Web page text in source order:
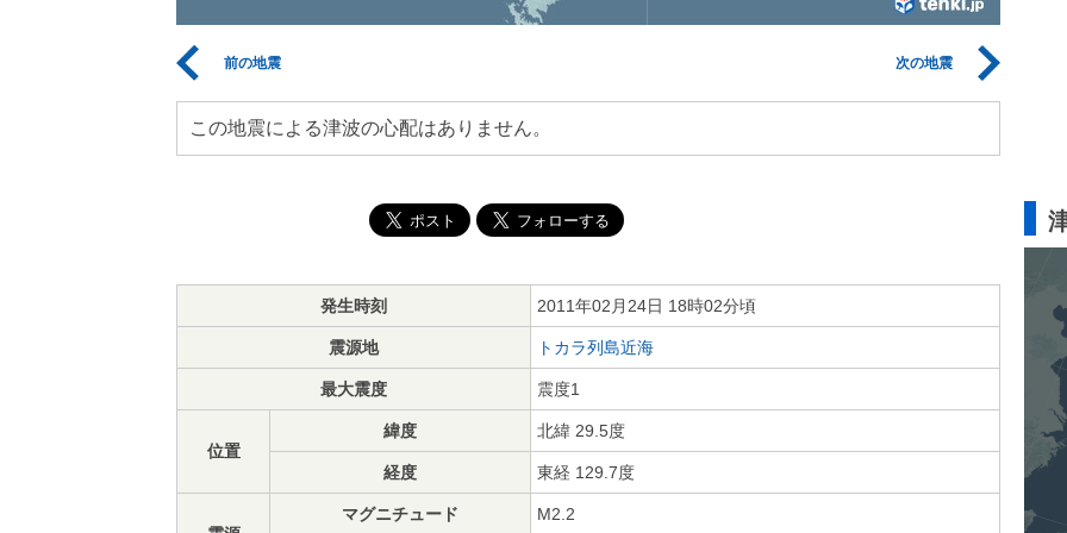
前の地震 次の地震
この地震による津波の心配はありません。
発生時刻 2011年02月24日 18時02分頃
震源地 トカラ列島近海
最大震度 震度1
位置
緯度 北緯 29.5度
経度 東経 129.7度
マグニチュード M2.2